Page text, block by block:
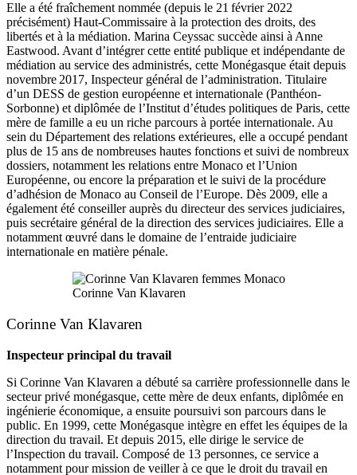
Elle a été fraîchement nommée (depuis le 21 février 2022
précisément) Haut-Commissaire à la protection des droits, des
libertés et à la médiation. Marina Ceyssac succède ainsi à Anne
Eastwood. Avant d’intégrer cette entité publique et indépendante de
médiation au service des administrés, cette Monégasque était depuis
novembre 2017, Inspecteur général de l’administration. Titulaire
d’un DESS de gestion européenne et internationale (Panthéon-
Sorbonne) et diplômée de l’Institut d’études politiques de Paris, cette
mère de famille a eu un riche parcours à portée internationale. Au
sein du Département des relations extérieures, elle a occupé pendant
plus de 15 ans de nombreuses hautes fonctions et suivi de nombreux
dossiers, notamment les relations entre Monaco et l’Union
Européenne, ou encore la préparation et le suivi de la procédure
d’adhésion de Monaco au Conseil de l’Europe. Dès 2009, elle a
également été conseiller auprès du directeur des services judiciaires,
puis secrétaire général de la direction des services judiciaires. Elle a
notamment œuvré dans le domaine de l’entraide judiciaire
internationale en matière pénale.
Corinne Van Klavaren
Corinne Van Klavaren
Inspecteur principal du travail
Si Corinne Van Klavaren a débuté sa carrière professionnelle dans le
secteur privé monégasque, cette mère de deux enfants, diplômée en
ingénierie économique, a ensuite poursuivi son parcours dans le
public. En 1999, cette Monégasque intègre en effet les équipes de la
direction du travail. Et depuis 2015, elle dirige le service de
l’Inspection du travail. Composé de 13 personnes, ce service a
notamment pour mission de veiller à ce que le droit du travail en